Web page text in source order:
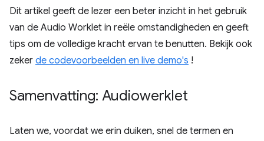
Dit artikel geeft de lezer een beter inzicht in het gebruik
van de Audio Worklet in reële omstandigheden en geeft
tips om de volledige kracht ervan te benutten. Bekijk ook
zeker de codevoorbeelden en live demo's !
Samenvatting: Audiowerklet
Laten we, voordat we erin duiken, snel de termen en